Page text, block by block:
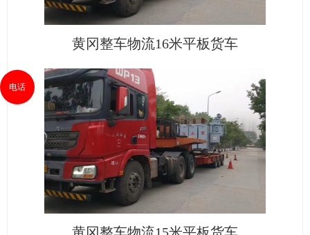
黄冈整车物流16米平板货车
电话